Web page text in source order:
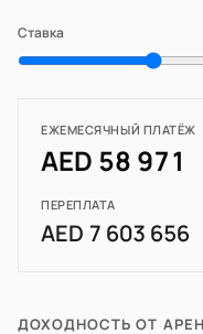
Ставка
ЕЖЕМЕСЯЧНЫЙ ПЛАТЁЖ
AED 58 971
ПЕРЕПЛАТА
AED 7 603 656
ДОХОДНОСТЬ ОТ